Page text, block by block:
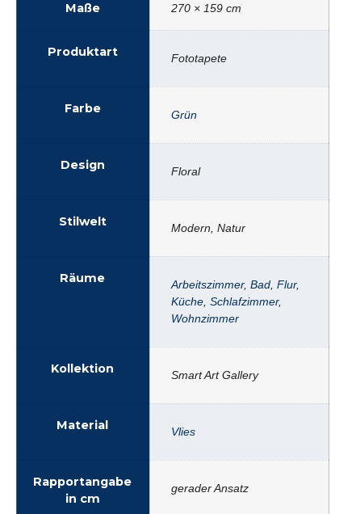
Maße 270 × 159 cm
Produktart Fototapete
Farbe Grün
Design Floral
Stilwelt Modern, Natur
Räume Arbeitszimmer, Bad Flur,
Küche Schlafzimmer,
Wohnzimmer
Kollektion Smart Art Gallery
Material Vlies
Rapportangabe
in cm
gerader Ansatz